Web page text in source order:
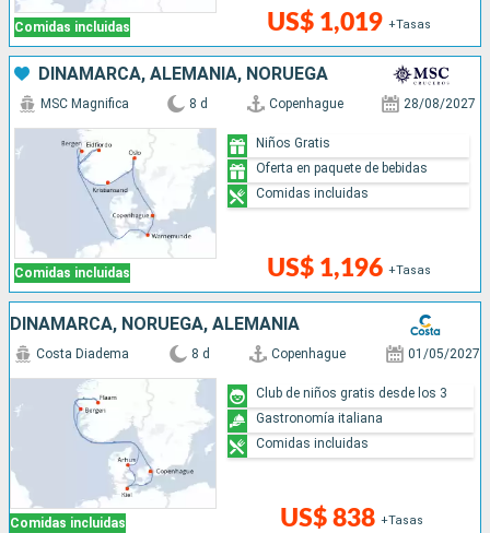
Comidas incluidas US$ 1,019 +Tasas
DINAMARCA, ALEMANIA, NORUEGA
Comidas incluidas
MSC Magnifica 8 d Copenhague 28/08/2027
US$ 1,196 +Tasas
Niños Gratis
Oferta en paquete de bebidas
Comidas incluidas
DINAMARCA, NORUEGA, ALEMANIA
Comidas incluidas
Costa Diadema 8 d Copenhague 01/05/2027
US$ 838 +Tasas
Club de niños gratis desde los 3
Gastronomía italiana
Comidas incluidas